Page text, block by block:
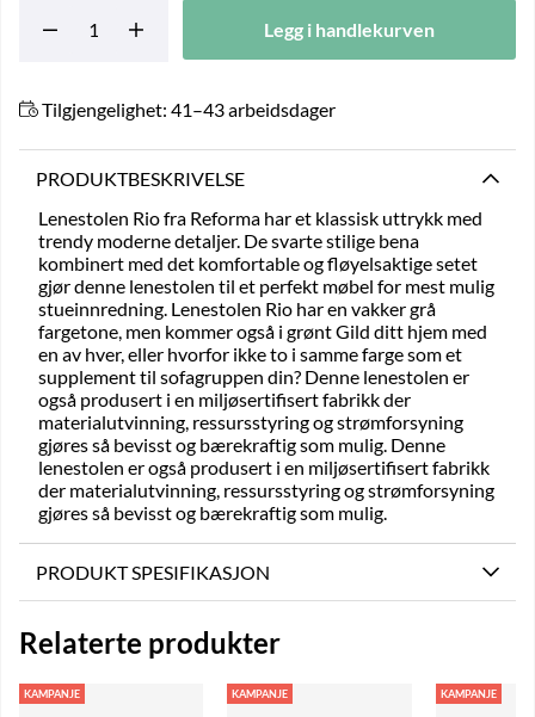
Legg i handlekurven
Tilgjengelighet: 41–43 arbeidsdager
PRODUKTBESKRIVELSE
Lenestolen Rio fra Reforma har et klassisk uttrykk med
trendy moderne detaljer. De svarte stilige bena
kombinert med det komfortable og fløyelsaktige setet
gjør denne lenestolen til et perfekt møbel for mest mulig
stueinnredning. Lenestolen Rio har en vakker grå
fargetone, men kommer også i grønt Gild ditt hjem med
en av hver, eller hvorfor ikke to i samme farge som et
supplement til sofagruppen din? Denne lenestolen er
også produsert i en miljøsertifisert fabrikk der
materialutvinning, ressursstyring og strømforsyning
gjøres så bevisst og bærekraftig som mulig. Denne
lenestolen er også produsert i en miljøsertifisert fabrikk
der materialutvinning, ressursstyring og strømforsyning
gjøres så bevisst og bærekraftig som mulig.
PRODUKT SPESIFIKASJON
Relaterte produkter
KAMPANJE KAMPANJE KAMPANJE